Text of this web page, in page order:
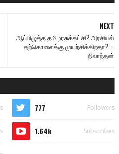
NEXT
ஆப்பிழுத்த தமிழரசுக்கட்சி? அரசியல்
தற்கொலைக்கு முயற்சிக்கிறதா? –
நிலாந்தன்
777 Followers
1.64k Subscribes